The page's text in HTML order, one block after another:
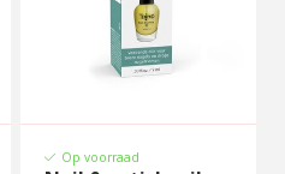
Op voorraad